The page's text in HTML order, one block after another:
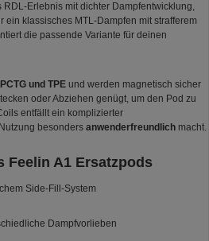
Erlebnis mit dichter Dampfentwicklung,
ein klassisches MTL-Dampfen mit strafferem
die passende Variante für deinen
PCTG und TPE und werden magnetisch sicher
oder Abziehen genügt, um den Pod zu
entfällt ein komplizierter
besonders anwenderfreundlich macht.
Feelin A1 Ersatzpods
Side-Fill-System
Dampfvorlieben